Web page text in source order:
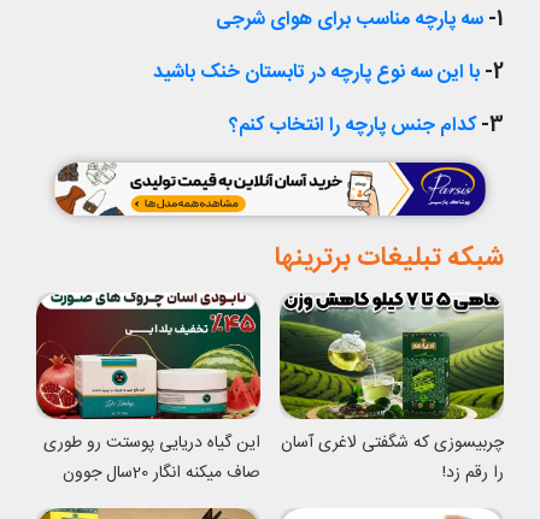
1- سه پارچه مناسب برای هوای شرجی
2- با این سه نوع پارچه در تابستان خنک باشید
3- کدام جنس پارچه را انتخاب کنم؟
شبکه تبلیغات برترینها
چربیسوزی که شگفتی لاغری آسان
را رقم زد!
این گیاه دریایی پوستت رو طوری
صاف میکنه انگار 20سال جوون
شدی